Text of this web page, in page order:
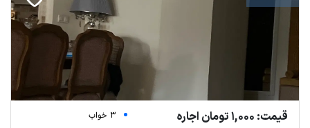
قیمت: 1,000 تومان اجاره
3 خواب